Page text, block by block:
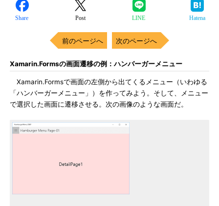
Share Post LINE Hatena
前のページへ 次のページへ
Xamarin.Formsの画面遷移の例：ハンバーガーメニュー
Xamarin.Formsで画面の左側から出てくるメニュー（いわゆる
「ハンバーガーメニュー」）を作ってみよう。そして、メニュー
で選択した画面に遷移させる。次の画像のような画面だ。